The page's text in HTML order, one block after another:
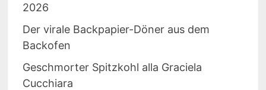
2026
Der virale Backpapier-Döner aus dem
Backofen
Geschmorter Spitzkohl alla Graciela
Cucchiara